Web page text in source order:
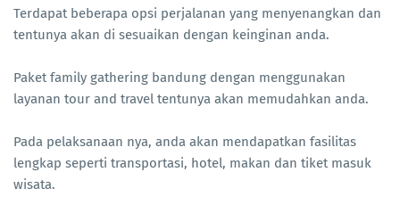
Terdapat beberapa opsi perjalanan yang menyenangkan dan
tentunya akan di sesuaikan dengan keinginan anda.
Paket family gathering bandung dengan menggunakan
layanan tour and travel tentunya akan memudahkan anda.
Pada pelaksanaan nya, anda akan mendapatkan fasilitas
lengkap seperti transportasi, hotel, makan dan tiket masuk
wisata.